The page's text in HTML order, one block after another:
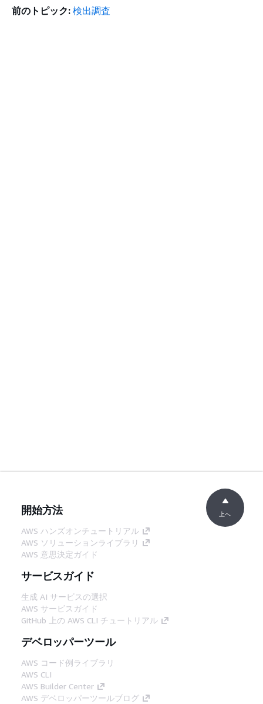
前のトピック: 検出調査
開始方法
AWS ハンズオンチュートリアル
AWS ソリューションライブラリ
AWS 意思決定ガイド
サービスガイド
生成 AI サービスの選択
AWS サービスガイド
GitHub 上の AWS CLI チュートリアル
デベロッパーツール
AWS コード例ライブラリ
AWS CLI
AWS Builder Center
AWS デベロッパーツールブログ
上へ